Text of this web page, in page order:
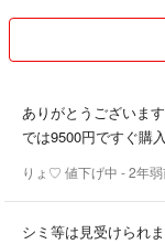
ありがとうございます
では9500円ですぐ購
りょ♡ 値下げ中 - 2年
シミ等は見受けられ